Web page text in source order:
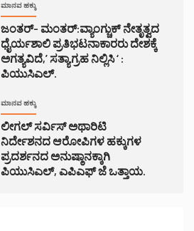
ಮಾನವ ಹಕ್ಕು
ಜಂತರ್- ಮಂತರ್:ವ್ಯಾಂಗ್ಚುಕ್ ನೇತೃತ್ವದ
ಧೈರ್ಯಶಾಲಿ ಪ್ರತಿಭಟನಾಕಾರರು ದೇಶಕ್ಕೆ
ಅಗತ್ಯವಿದೆ,’ ಸತ್ಯಾಗ್ರಹ ನಿಲ್ಲಿಸಿ ‘ :
ಪಿಯುಸಿಎಲ್.
ಮಾನವ ಹಕ್ಕು
ಲೀಗಲ್ ಸರ್ವಿಸ್ ಅಥಾರಿಟಿ
ನಿರ್ದೇಶನದ ಆರೋಪಿಗಳ ಹಕ್ಕುಗಳ
ಪ್ರದರ್ಶನದ ಅನುಷ್ಠಾನಕ್ಕಾಗಿ
ಪಿಯುಸಿಎಲ್, ಎಪಿಎಫ್ ಜೆ ಒತ್ತಾಯ.